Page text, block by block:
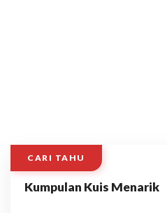
CARI TAHU
Kumpulan Kuis Menarik